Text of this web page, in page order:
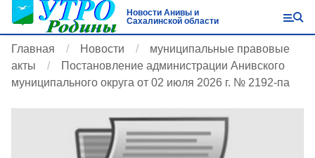
Новости Анивы и
Сахалинской области
Главная Новости
муниципальные правовые
акты
Постановление администрации Анивского
муниципального округа от 02 июля 2026 г. № 2192-па